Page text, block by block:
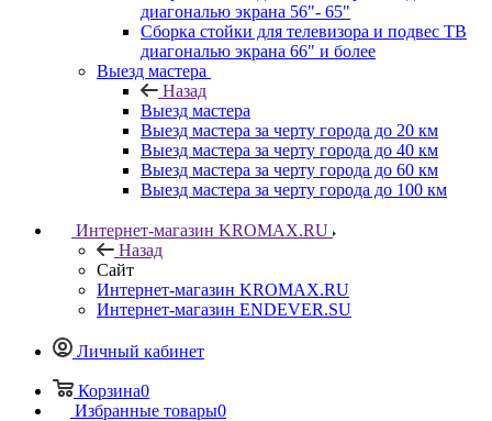
диагональю экрана 56"- 65"
Сборка стойки для телевизора и подвес ТВ
диагональю экрана 66" и более
Выезд мастера
Назад
Выезд мастера
Выезд мастера за черту города до 20 км
Выезд мастера за черту города до 40 км
Выезд мастера за черту города до 60 км
Выезд мастера за черту города до 100 км
Интернет-магазин KROMAX.RU
Назад
Сайт
Интернет-магазин KROMAX.RU
Интернет-магазин ENDEVER.SU
Личный кабинет
Корзина0
Избранные товары0